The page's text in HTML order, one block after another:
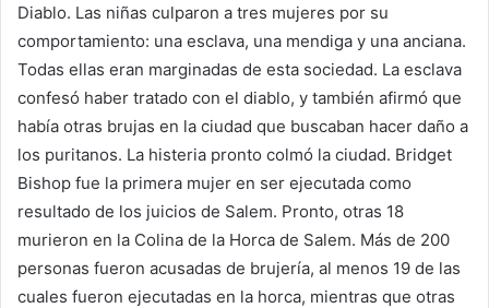
Diablo. Las niñas culparon a tres mujeres por su
comportamiento: una esclava, una mendiga y una anciana.
Todas ellas eran marginadas de esta sociedad. La esclava
confesó haber tratado con el diablo, y también afirmó que
había otras brujas en la ciudad que buscaban hacer daño a
los puritanos. La histeria pronto colmó la ciudad. Bridget
Bishop fue la primera mujer en ser ejecutada como
resultado de los juicios de Salem. Pronto, otras 18
murieron en la Colina de la Horca de Salem. Más de 200
personas fueron acusadas de brujería, al menos 19 de las
cuales fueron ejecutadas en la horca, mientras que otras